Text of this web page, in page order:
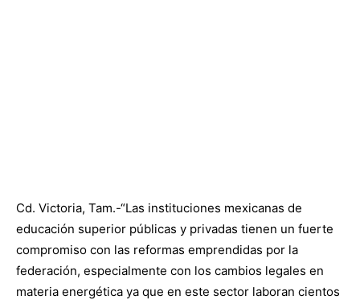
Cd. Victoria, Tam.-“Las instituciones mexicanas de
educación superior públicas y privadas tienen un fuerte
compromiso con las reformas emprendidas por la
federación, especialmente con los cambios legales en
materia energética ya que en este sector laboran cientos